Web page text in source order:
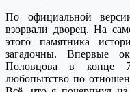
По официальной
взорвали дворец. На
этого памятника
загадочны. Впервые
Половцова в конце
любопытство по